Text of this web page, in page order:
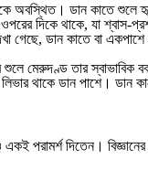
অবস্থিত। ডান কাতে
দিকে থাকে, যা শ্বাস-
গেছে, ডান কাতে বা
শুলে মেরুদণ্ড তার স্বাভাবিক
থাকে ডান পাশে। ডান
পরামর্শ দিতেন।